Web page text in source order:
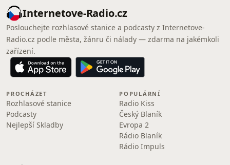
Internetove-Radio.cz
Poslouchejte rozhlasové stanice a podcasty z Internetove-
Radio.cz podle města, žánru či nálady — zdarma na jakémkoli
zařízení.
PROCHÁZET
Rozhlasové stanice
Podcasty
Nejlepší Skladby
POPULÁRNÍ
Radio Kiss
Český Blaník
Evropa 2
Rádio Blaník
Rádio Impuls